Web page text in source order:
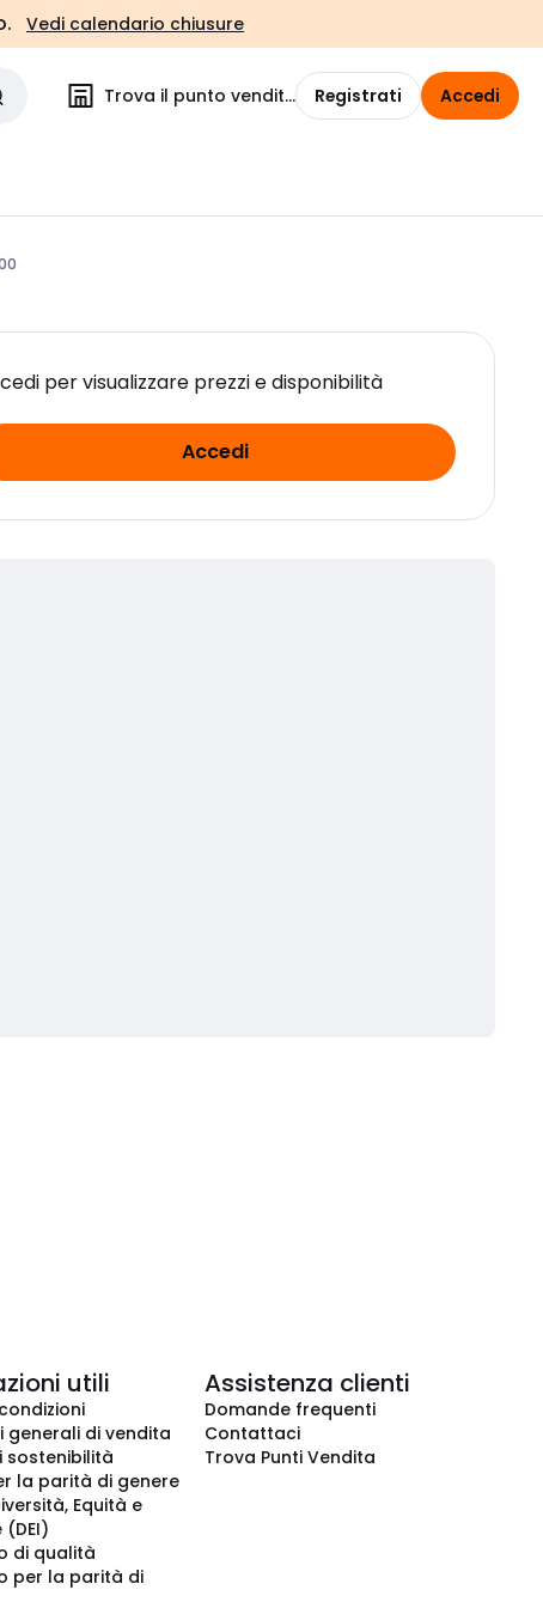
Vedi calendario chiusure
Trova il punto vendita Registrati Accedi
per visualizzare prezzi e disponibilità
Accedi
utili
generali di vendita
sostenibilità
la parità di genere
Equità e
di qualità
per la parità di
Assistenza clienti
Domande frequenti
Contattaci
Trova Punti Vendita